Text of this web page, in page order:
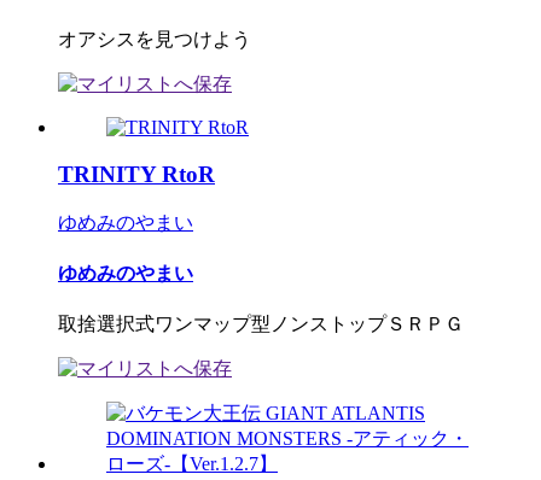
オアシスを見つけよう
TRINITY RtoR
ゆめみのやまい
ゆめみのやまい
取捨選択式ワンマップ型ノンストップＳＲＰＧ